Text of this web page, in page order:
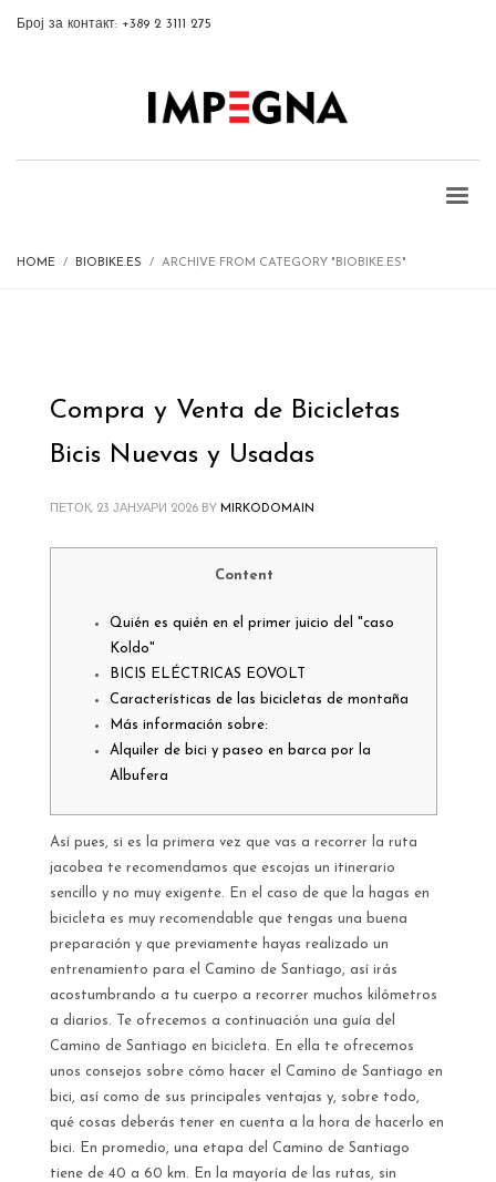
Број за контакт: +389 2 3111 275
HOME BIOBIKE.ES ARCHIVE FROM CATEGORY "BIOBIKE.ES"
Compra y Venta de Bicicletas
Bicis Nuevas y Usadas
ПЕТОК, 23 ЈАНУАРИ 2026 BY MIRKODOMAIN
Content
Quién es quién en el primer juicio del "caso
Koldo"
BICIS ELÉCTRICAS EOVOLT
Características de las bicicletas de montaña
Más información sobre:
Alquiler de bici y paseo en barca por la
Albufera
Así pues, si es la primera vez que vas a recorrer la ruta
jacobea te recomendamos que escojas un itinerario
sencillo y no muy exigente. En el caso de que la hagas en
bicicleta es muy recomendable que tengas una buena
preparación y que previamente hayas realizado un
entrenamiento para el Camino de Santiago, así irás
acostumbrando a tu cuerpo a recorrer muchos kilómetros
a diarios. Te ofrecemos a continuación una guía del
Camino de Santiago en bicicleta. En ella te ofrecemos
unos consejos sobre cómo hacer el Camino de Santiago en
bici, así como de sus principales ventajas y, sobre todo,
qué cosas deberás tener en cuenta a la hora de hacerlo en
bici. En promedio, una etapa del Camino de Santiago
tiene de 40 a 60 km. En la mayoría de las rutas, sin